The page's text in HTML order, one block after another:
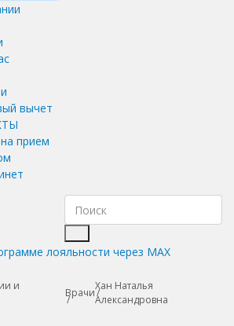
вычет
прием
лояльности через MAX
и
Врачи
Хан Наталья
Александровна